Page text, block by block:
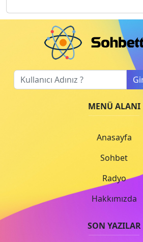
MENÜ ALANI
Anasayfa
Sohbet
Radyo
Hakkımızda
SON YAZILAR